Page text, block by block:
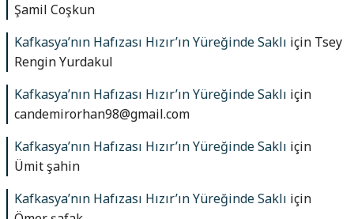
Şamil Coşkun
Kafkasya’nın Hafızası Hızır’ın Yüreğinde Saklı için Tsey
Rengin Yurdakul
Kafkasya’nın Hafızası Hızır’ın Yüreğinde Saklı için
candemirorhan98@gmail.com
Kafkasya’nın Hafızası Hızır’ın Yüreğinde Saklı için
Ümit şahin
Kafkasya’nın Hafızası Hızır’ın Yüreğinde Saklı için